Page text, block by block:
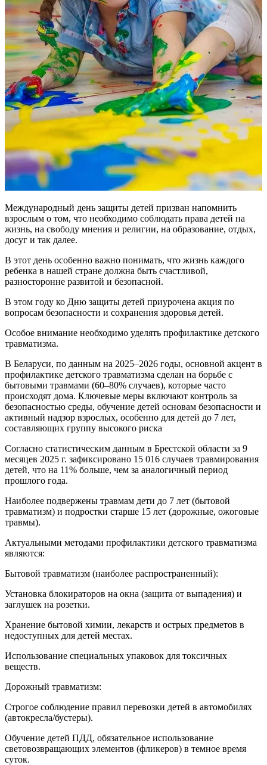
Международный день защиты детей призван напомнить
взрослым о том, что необходимо соблюдать права детей на
жизнь, на свободу мнения и религии, на образование, отдых,
досуг и так далее.
В этот день особенно важно понимать, что жизнь каждого
ребенка в нашей стране должна быть счастливой,
разносторонне развитой и безопасной.
В этом году ко Дню защиты детей приурочена акция по
вопросам безопасности и сохранения здоровья детей.
Особое внимание необходимо уделять профилактике детского
травматизма.
В Беларуси, по данным на 2025–2026 годы, основной акцент в
профилактике детского травматизма сделан на борьбе с
бытовыми травмами (60–80% случаев), которые часто
происходят дома. Ключевые меры включают контроль за
безопасностью среды, обучение детей основам безопасности и
активный надзор взрослых, особенно для детей до 7 лет,
составляющих группу высокого риска
Согласно статистическим данным в Брестской области за 9
месяцев 2025 г. зафиксировано 15 016 случаев травмирования
детей, что на 11% больше, чем за аналогичный период
прошлого года.
Наиболее подвержены травмам дети до 7 лет (бытовой
травматизм) и подростки старше 15 лет (дорожные, ожоговые
травмы).
Актуальными методами профилактики детского травматизма
являются:
Бытовой травматизм (наиболее распространенный):
Установка блокираторов на окна (защита от выпадения) и
заглушек на розетки.
Хранение бытовой химии, лекарств и острых предметов в
недоступных для детей местах.
Использование специальных упаковок для токсичных
веществ.
Дорожный травматизм:
Строгое соблюдение правил перевозки детей в автомобилях
(автокресла/бустеры).
Обучение детей ПДД, обязательное использование
световозвращающих элементов (фликеров) в темное время
суток.